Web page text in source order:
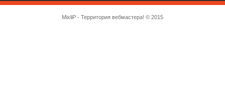
MixliP - Территория вебмастера! © 2015